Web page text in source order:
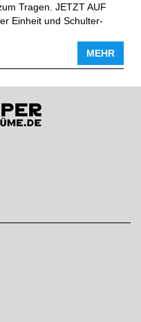
Tragen. JETZT AUF
Einheit und Schulter-
MEHR